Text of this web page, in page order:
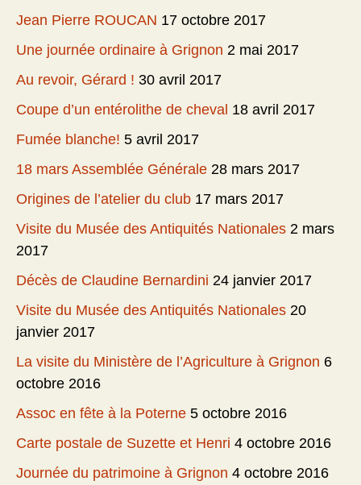
Jean Pierre ROUCAN 17 octobre 2017
Une journée ordinaire à Grignon 2 mai 2017
Au revoir, Gérard ! 30 avril 2017
Coupe d’un entérolithe de cheval 18 avril 2017
Fumée blanche! 5 avril 2017
18 mars Assemblée Générale 28 mars 2017
Origines de l’atelier du club 17 mars 2017
Visite du Musée des Antiquités Nationales 2 mars
2017
Décès de Claudine Bernardini 24 janvier 2017
Visite du Musée des Antiquités Nationales 20
janvier 2017
La visite du Ministère de l’Agriculture à Grignon 6
octobre 2016
Assoc en fête à la Poterne 5 octobre 2016
Carte postale de Suzette et Henri 4 octobre 2016
Journée du patrimoine à Grignon 4 octobre 2016